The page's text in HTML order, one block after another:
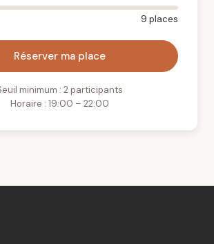
9 places
Réserver ma place
minimum : 2 participants
Horaire : 19:00 – 22:00